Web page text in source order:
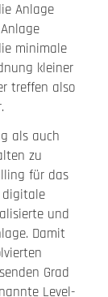
Anlage
minimale
kleiner
treffen also
als auch
zu
für das
digitale
und
Damit
Grad
Level-